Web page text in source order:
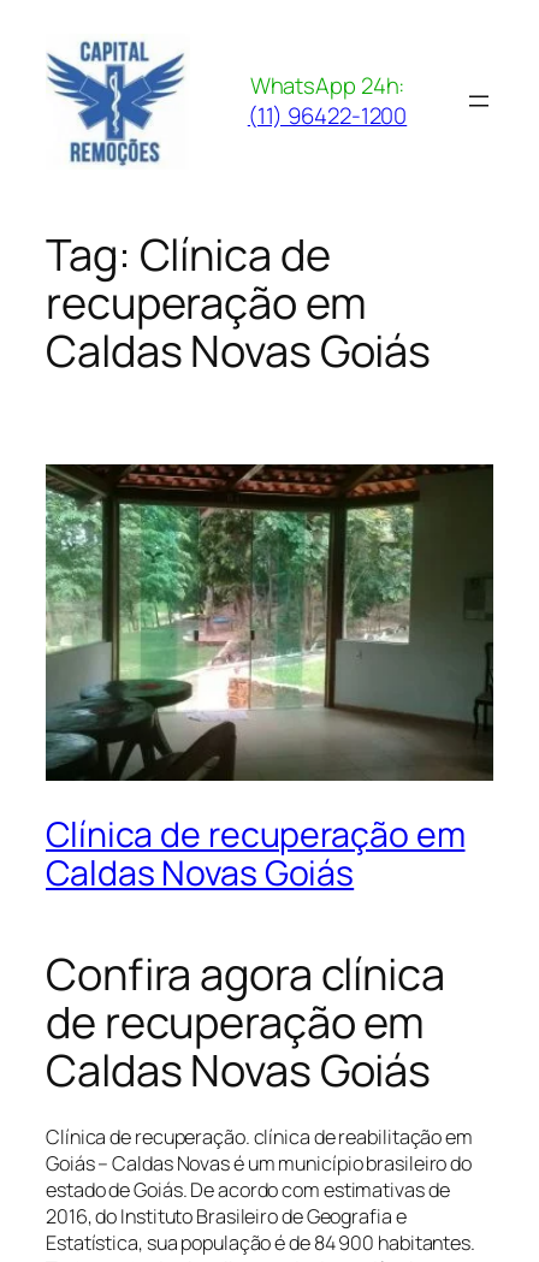
para
conteúdo
WhatsApp 24h:
(11) 96422-1200
Tag: Clínica de
recuperação em
Caldas Novas Goiás
Clínica de recuperação em
Caldas Novas Goiás
Confira agora clínica
de recuperação em
Caldas Novas Goiás
Clínica de recuperação. clínica de reabilitação em
Goiás – Caldas Novas é um município brasileiro do
estado de Goiás. De acordo com estimativas de
2016, do Instituto Brasileiro de Geografia e
Estatística, sua população é de 84 900 habitantes.